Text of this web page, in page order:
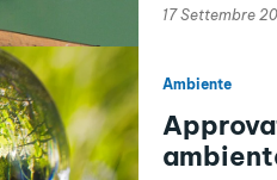
17 Settembre
Ambiente